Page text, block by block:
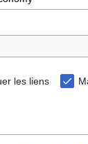
les liens